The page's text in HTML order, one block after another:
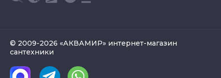
© 2009-2026 «АКВАМИР» интернет-магазин
сантехники